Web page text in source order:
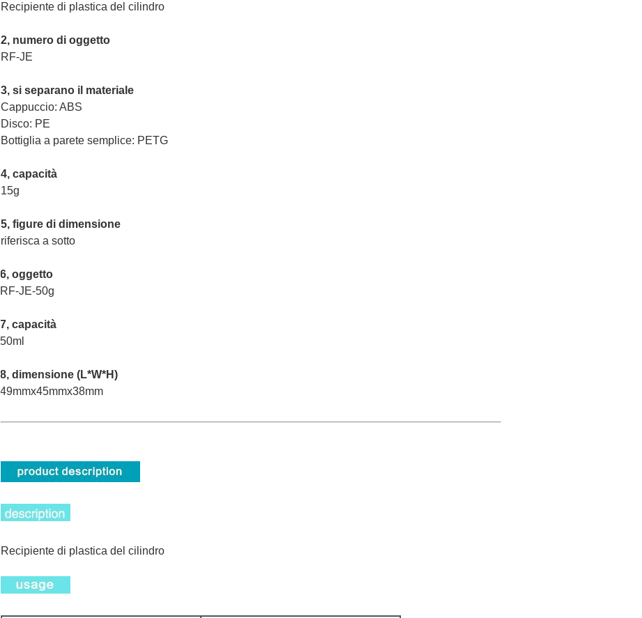
Recipiente di plastica del cilindro
2, numero di oggetto
RF-JE
3, si separano il materiale
Cappuccio: ABS
Disco: PE
Bottiglia a parete semplice: PETG
4, capacità
15g
5, figure di dimensione
riferisca a sotto
6, oggetto
RF-JE-50g
7, capacità
50ml
8, dimensione (L*W*H)
49mmx45mmx38mm
Recipiente di plastica del cilindro